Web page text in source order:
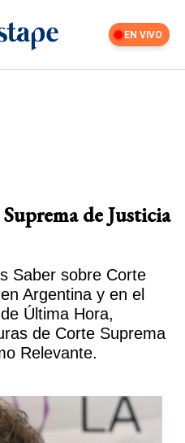
EN VIVO
de Justicia
Saber sobre Corte
Argentina y en el
Última Hora,
de Corte Suprema
Relevante.